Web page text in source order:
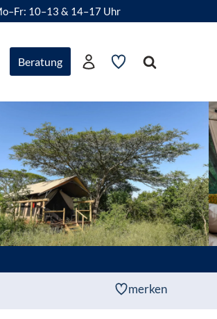
10–13 & 14–17 Uhr
Beratung
merken